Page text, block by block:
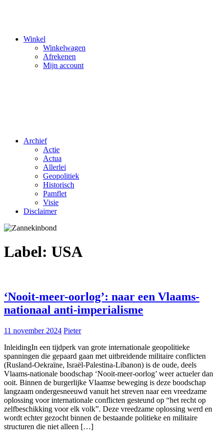
Winkel
Winkelwagen
Afrekenen
Mijn account
Archief
Actie
Actua
Allerlei
Geopolitiek
Historisch
Pamflet
Visie
Disclaimer
Label: USA
‘Nooit-meer-oorlog’: naar een Vlaams-
nationaal anti-imperialisme
11 november 2024 Pieter
InleidingIn een tijdperk van grote internationale geopolitieke
spanningen die gepaard gaan met uitbreidende militaire conflicten
(Rusland-Oekraïne, Israël-Palestina-Libanon) is de oude, deels
Vlaams-nationale boodschap ‘Nooit-meer-oorlog’ weer actueler dan
ooit. Binnen de burgerlijke Vlaamse beweging is deze boodschap
langzaam ondergesneeuwd vanuit het streven naar een vreedzame
oplossing voor internationale conflicten gesteund op “het recht op
zelfbeschikking voor elk volk”. Deze vreedzame oplossing werd en
wordt echter gezocht binnen de bestaande politieke en militaire
structuren die niet alleen […]